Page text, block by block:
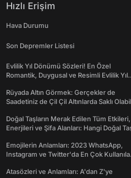
Hızlı Erişim
Hava Durumu
Son Depremler Listesi
Evlilik Yıl Dönümü Sözleri! En Özel
Romantik, Duygusal ve Resimli Evlilik Yıl
Rüyada Altın Görmek: Gerçekler de
Saadetiniz de Çil Çil Altınlarda Saklı
Doğal Taşların Merak Edilen Tüm Etkileri,
Enerjileri ve Şifa Alanları: Hangi Doğal
Emojilerin Anlamları: 2023 WhatsApp,
Instagram ve Twitter'da En Çok
Atasözleri ve Anlamları: A'dan Z'ye